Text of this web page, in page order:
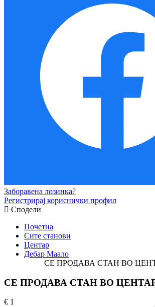
Заборавена лозинка?
Регистрирај кориснички профил
Сподели
Почетна
Сите станови
Центар
Дебар Маало
СЕ ПРОДАВА СТАН ВО
СЕ ПРОДАВА СТАН ВО
€ 1